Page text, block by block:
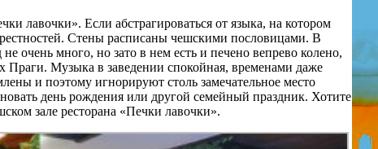
лавочки». Если абстрагироваться от языка, на котором
Стены расписаны чешскими пословицами. В
очень много, но зато в нем есть и печено вепрево колено,
Праги. Музыка в заведении спокойная, временами даже
и поэтому игнорируют столь замечательное место
день рождения или другой семейный праздник. Хотите
зале ресторана «Печки лавочки».